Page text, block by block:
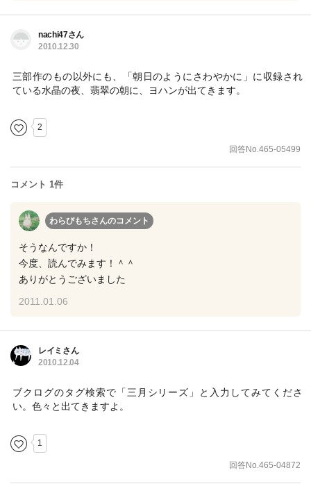
nachi47さん
2010.12.30
三部作のもの以外にも、「朝日のようにさわやかに」に収録され
ている水晶の夜、翡翠の朝に、ヨハンが出てきます。
2
回答No.465-05499
コメント 1件
わらびもちさんのコメント
そうなんですか！
今度、読んでみます！＾＾
ありがとうございました
2011.01.06
レイミさん
2010.12.04
ブクログのタグ検索で「三月シリーズ」と入力してみてくださ
い。色々と出てきますよ。
1
回答No.465-04872